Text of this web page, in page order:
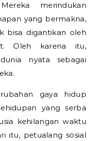
merindukan
yang bermakna,
bisa digantikan oleh
Oleh karena itu,
nyata sebagai
gaya hidup
yang serba
kehilangan waktu
itu, petualang sosial